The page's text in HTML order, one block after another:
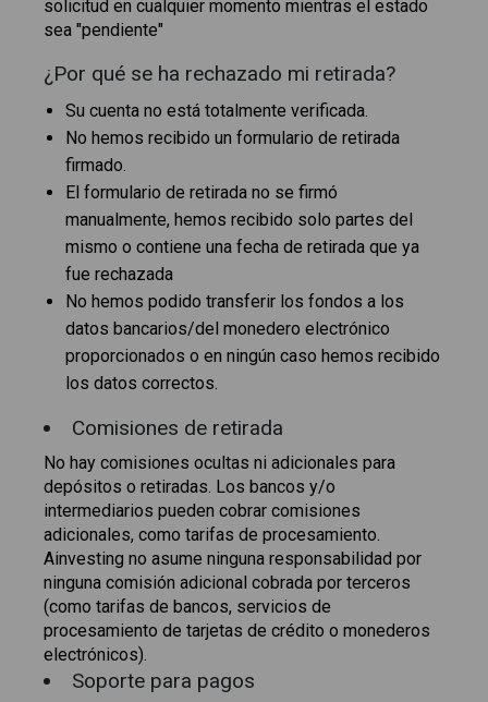
solicitud en cualquier momento mientras el estado
sea "pendiente"
¿Por qué se ha rechazado mi retirada?
Su cuenta no está totalmente verificada.
No hemos recibido un formulario de retirada
firmado.
El formulario de retirada no se firmó
manualmente, hemos recibido solo partes del
mismo o contiene una fecha de retirada que ya
fue rechazada
No hemos podido transferir los fondos a los
datos bancarios/del monedero electrónico
proporcionados o en ningún caso hemos recibido
los datos correctos.
Comisiones de retirada
No hay comisiones ocultas ni adicionales para
depósitos o retiradas. Los bancos y/o
intermediarios pueden cobrar comisiones
adicionales, como tarifas de procesamiento.
Ainvesting no asume ninguna responsabilidad por
ninguna comisión adicional cobrada por terceros
(como tarifas de bancos, servicios de
procesamiento de tarjetas de crédito o monederos
electrónicos).
Soporte para pagos